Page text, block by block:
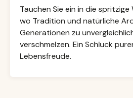
Tauchen Sie ein in die
wo Tradition und natürliche
Generationen zu
verschmelzen. Ein Schluck
Lebensfreude.